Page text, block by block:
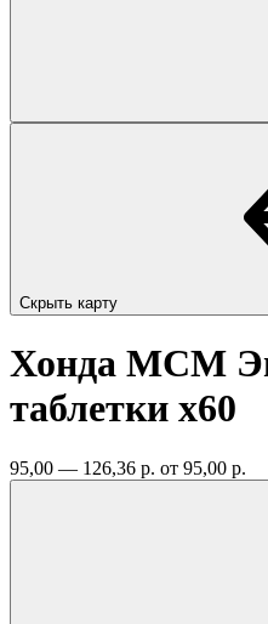
Скрыть карту
Хонда МСМ
таблетки x60
95,00 — 126,36 р. от 95,00 р.